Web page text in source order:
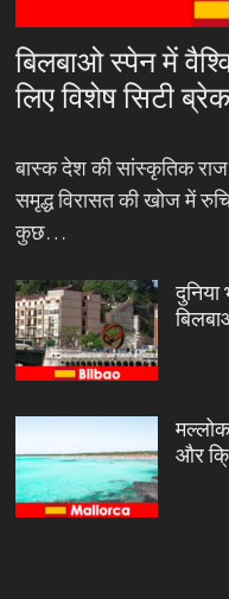
बिलबाओ स्पेन में
लिए विशेष सिटी
बास्क देश की सांस्कृतिक
समृद्ध विरासत की खोज में
कुछ…
और